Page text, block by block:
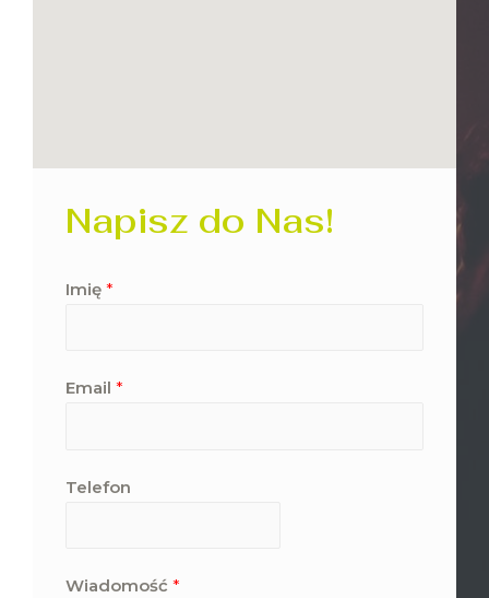
Napisz do Nas!
Imię *
Email *
Telefon
Wiadomość *